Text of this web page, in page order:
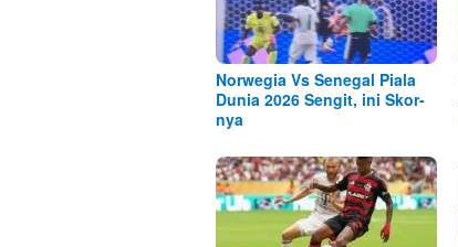
Norwegia Vs Senegal Piala
Dunia 2026 Sengit, ini Skor-
nya